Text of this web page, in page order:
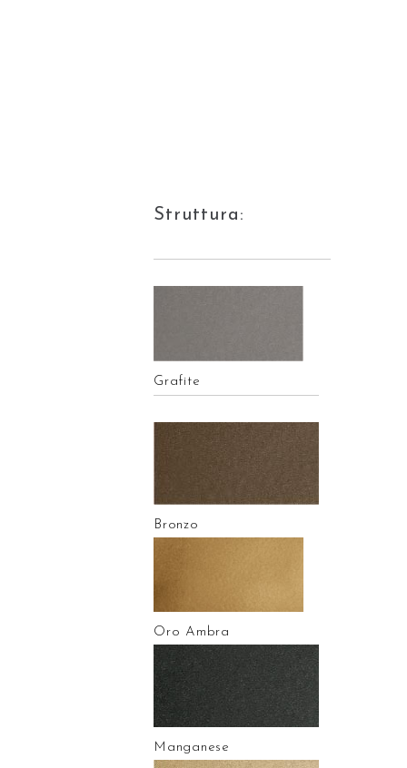
Struttura:
Grafite
Bronzo
Oro Ambra
Manganese